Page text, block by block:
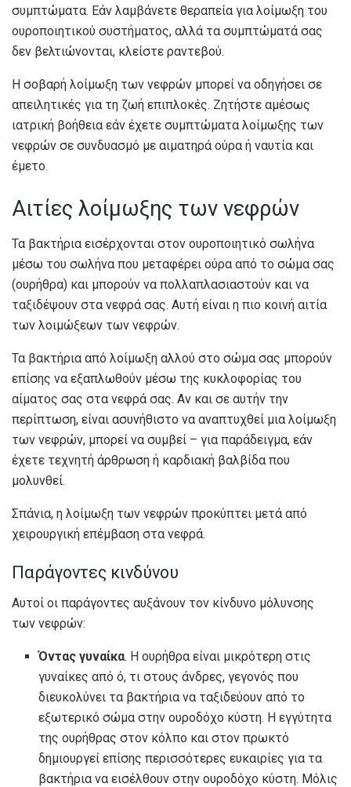
συμπτώματα. Εάν λαμβάνετε θεραπεία για λοίμωξη του
ουροποιητικού συστήματος, αλλά τα συμπτώματά σας
δεν βελτιώνονται, κλείστε ραντεβού.
Η σοβαρή λοίμωξη των νεφρών μπορεί να οδηγήσει σε
απειλητικές για τη ζωή επιπλοκές. Ζητήστε αμέσως
ιατρική βοήθεια εάν έχετε συμπτώματα λοίμωξης των
νεφρών σε συνδυασμό με αιματηρά ούρα ή ναυτία και
έμετο.
Αιτίες λοίμωξης των νεφρών
Τα βακτήρια εισέρχονται στον ουροποιητικό σωλήνα
μέσω του σωλήνα που μεταφέρει ούρα από το σώμα σας
(ουρήθρα) και μπορούν να πολλαπλασιαστούν και να
ταξιδέψουν στα νεφρά σας. Αυτή είναι η πιο κοινή αιτία
των λοιμώξεων των νεφρών.
Τα βακτήρια από λοίμωξη αλλού στο σώμα σας μπορούν
επίσης να εξαπλωθούν μέσω της κυκλοφορίας του
αίματος σας στα νεφρά σας. Αν και σε αυτήν την
περίπτωση, είναι ασυνήθιστο να αναπτυχθεί μια λοίμωξη
των νεφρών, μπορεί να συμβεί – για παράδειγμα, εάν
έχετε τεχνητή άρθρωση ή καρδιακή βαλβίδα που
μολυνθεί.
Σπάνια, η λοίμωξη των νεφρών προκύπτει μετά από
χειρουργική επέμβαση στα νεφρά.
Παράγοντες κινδύνου
Αυτοί οι παράγοντες αυξάνουν τον κίνδυνο μόλυνσης
των νεφρών:
Όντας γυναίκα. Η ουρήθρα είναι μικρότερη στις
γυναίκες από ό, τι στους άνδρες, γεγονός που
διευκολύνει τα βακτήρια να ταξιδεύουν από το
εξωτερικό σώμα στην ουροδόχο κύστη. Η εγγύτητα
της ουρήθρας στον κόλπο και στον πρωκτό
δημιουργεί επίσης περισσότερες ευκαιρίες για τα
βακτήρια να εισέλθουν στην ουροδόχο κύστη. Μόλις